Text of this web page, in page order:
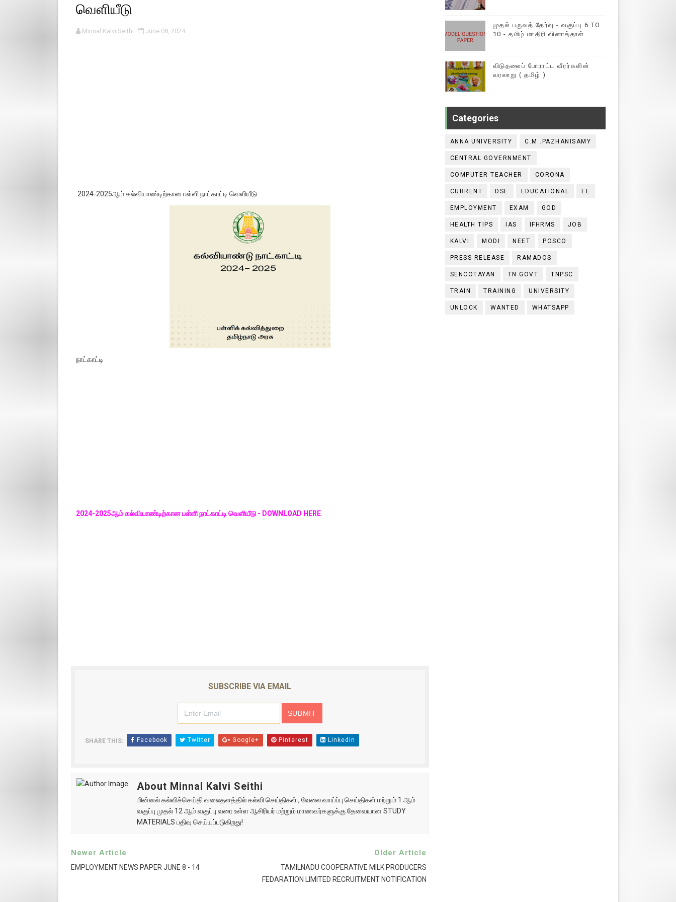
குழந்தைகள் பாதுகாப்பு அலகில் வேலை வாய்ப்பு ( டிச 18 )
டிசம்பர் - 2024 துறைத் தேர்வுகளுக்கான தேர்வுக்கூட நுழைவுச்சீட்டு வெளியீடு!
வெளியீடு
Minnal Kalvi Seithi June 08, 2024
2024-2025ஆம் கல்வியாண்டிற்கான பள்ளி நாட்காட்டி வெளியீடு
நாட்காட்டி
2024-2025ஆம் கல்வியாண்டிற்கான பள்ளி நாட்காட்டி வெளியீடு - DOWNLOAD HERE
SUBSCRIBE VIA EMAIL
SHARE THIS: Facebook Twitter Google+ Pinterest Linkedin
About Minnal Kalvi Seithi
மின்னல் கல்விச்செய்தி வலைதளத்தில் கல்வி செய்திகள் , வேலை வாய்ப்பு செய்திகள் மற்றும் 1 ஆம்
வகுப்பு முதல் 12 ஆம் வகுப்பு வரை உள்ள ஆசிரியர் மற்றும் மாணவர்களுக்கு தேவையான STUDY
MATERIALS பதிவு செய்யப்படுகிறது!
Newer Article
EMPLOYMENT NEWS PAPER JUNE 8 - 14
Older Article
TAMILNADU COOPERATIVE MILK PRODUCERS
FEDARATION LIMITED RECRUITMENT NOTIFICATION
முதல் பருவத் தேர்வு - வகுப்பு 6 TO
10 - தமிழ் மாதிரி வினாத்தாள்
விடுதலைப் போராட்ட வீரர்களின்
வரலாறு ( தமிழ் )
Categories
ANNA UNIVERSITY C.M .PAZHANISAMY
CENTRAL GOVERNMENT
COMPUTER TEACHER CORONA
CURRENT DSE EDUCATIONAL EE
EMPLOYMENT EXAM GOD
HEALTH TIPS IAS IFHRMS JOB
KALVI MODI NEET POSCO
PRESS RELEASE RAMADOS
SENCOTAYAN TN GOVT TNPSC
TRAIN TRAINING UNIVERSITY
UNLOCK WANTED WHATSAPP